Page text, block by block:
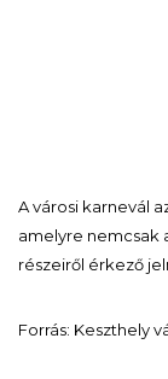
A városi karnevál
amelyre nemcsak
részeiről érkező
Forrás: Keszthely